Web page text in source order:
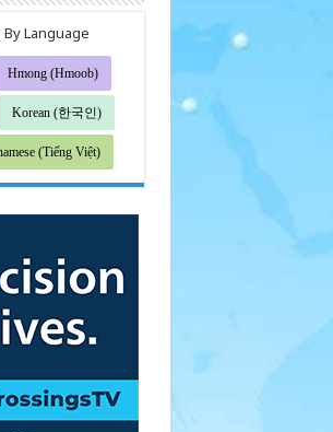
Language
Hmong (Hmoob)
Korean (한국인)
(Tiếng Việt)